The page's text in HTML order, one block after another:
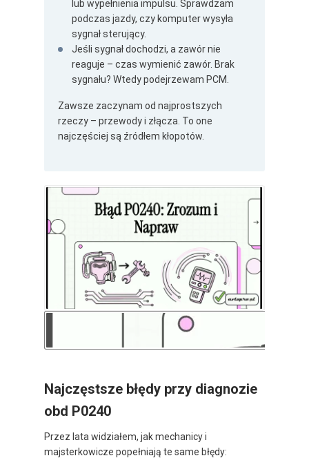
lub wypełnienia impulsu. Sprawdzam
podczas jazdy, czy komputer wysyła
sygnał sterujący.
Jeśli sygnał dochodzi, a zawór nie
reaguje – czas wymienić zawór. Brak
sygnału? Wtedy podejrzewam PCM.
Zawsze zaczynam od najprostszych
rzeczy – przewody i złącza. To one
najczęściej są źródłem kłopotów.
Najczęstsze błędy przy diagnozie
obd P0240
Przez lata widziałem, jak mechanicy i
majsterkowicze popełniają te same błędy: